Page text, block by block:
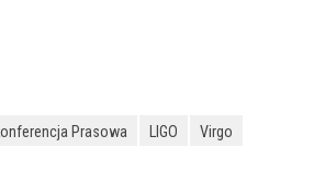
Prasowa LIGO
Virgo